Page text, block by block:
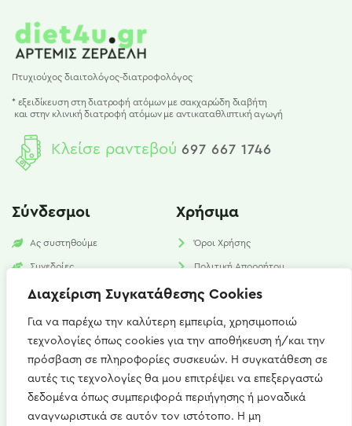
Διαχείριση Συγκατάθεσης Cookies
Για να παρέχω την καλύτερη εμπειρία, χρησιμοποιώ
τεχνολογίες όπως cookies για την αποθήκευση ή/και την
πρόσβαση σε πληροφορίες συσκευών. Η συγκατάθεση σε
αυτές τις τεχνολογίες θα μου επιτρέψει να επεξεργαστώ
δεδομένα όπως συμπεριφορά περιήγησης ή μοναδικά
αναγνωριστικά σε αυτόν τον ιστότοπο. Η μη
Πτυχιούχος διαιτολόγος-διατροφολόγος
* εξειδίκευση στη διατροφή ατόμων με σακχαρώδη διαβήτη
και στην κλινική διατροφή ατόμων με αντικαταθλιπτική αγωγή
Κλείσε ραντεβού 697 667 1746
Σύνδεσμοι
Ας συστηθούμε
Συνεδρίες
Υπηρεσίες
Χρήσιμα
Όροι Χρήσης
Πολιτική Απορρήτου
Πολιτική Cookies​
Επικοινωνία
Καισαρείας 15, Αθήνα 115 27
+(30) 697 667 1746